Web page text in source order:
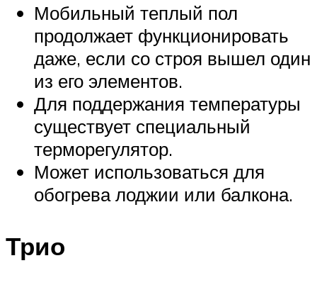
Мобильный теплый пол
продолжает функционировать
даже, если со строя вышел один
из его элементов.
Для поддержания температуры
существует специальный
терморегулятор.
Может использоваться для
обогрева лоджии или балкона.
Трио